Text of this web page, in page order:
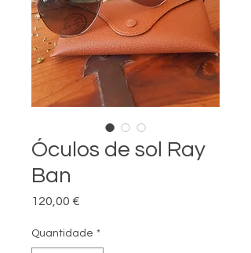
Óculos de sol Ray
Ban
120,00 €
Quantidade *